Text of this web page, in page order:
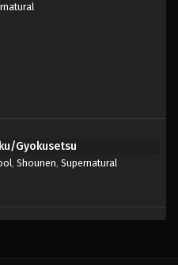
Gyokusetsu
, Shounen, Supernatural